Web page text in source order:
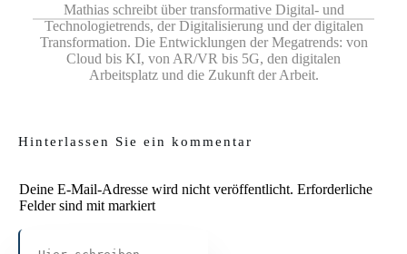
Mathias schreibt über transformative Digital- und
Technologietrends, der Digitalisierung und der digitalen
Transformation. Die Entwicklungen der Megatrends: von
Cloud bis KI, von AR/VR bis 5G, den digitalen
Arbeitsplatz und die Zukunft der Arbeit.
Hinterlassen Sie ein kommentar
Deine E-Mail-Adresse wird nicht veröffentlicht. Erforderliche
Felder sind mit markiert